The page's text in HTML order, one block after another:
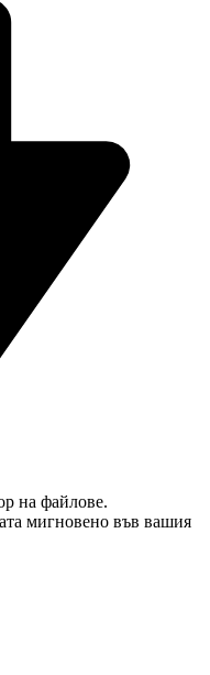
на файлове.
мигновено във вашия